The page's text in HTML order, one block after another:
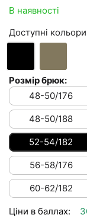
В наявності
Доступні кольори
Розмір брюк:
48-50/176
48-50/188
52-54/182
56-58/176
60-62/182
Ціни в баллах: